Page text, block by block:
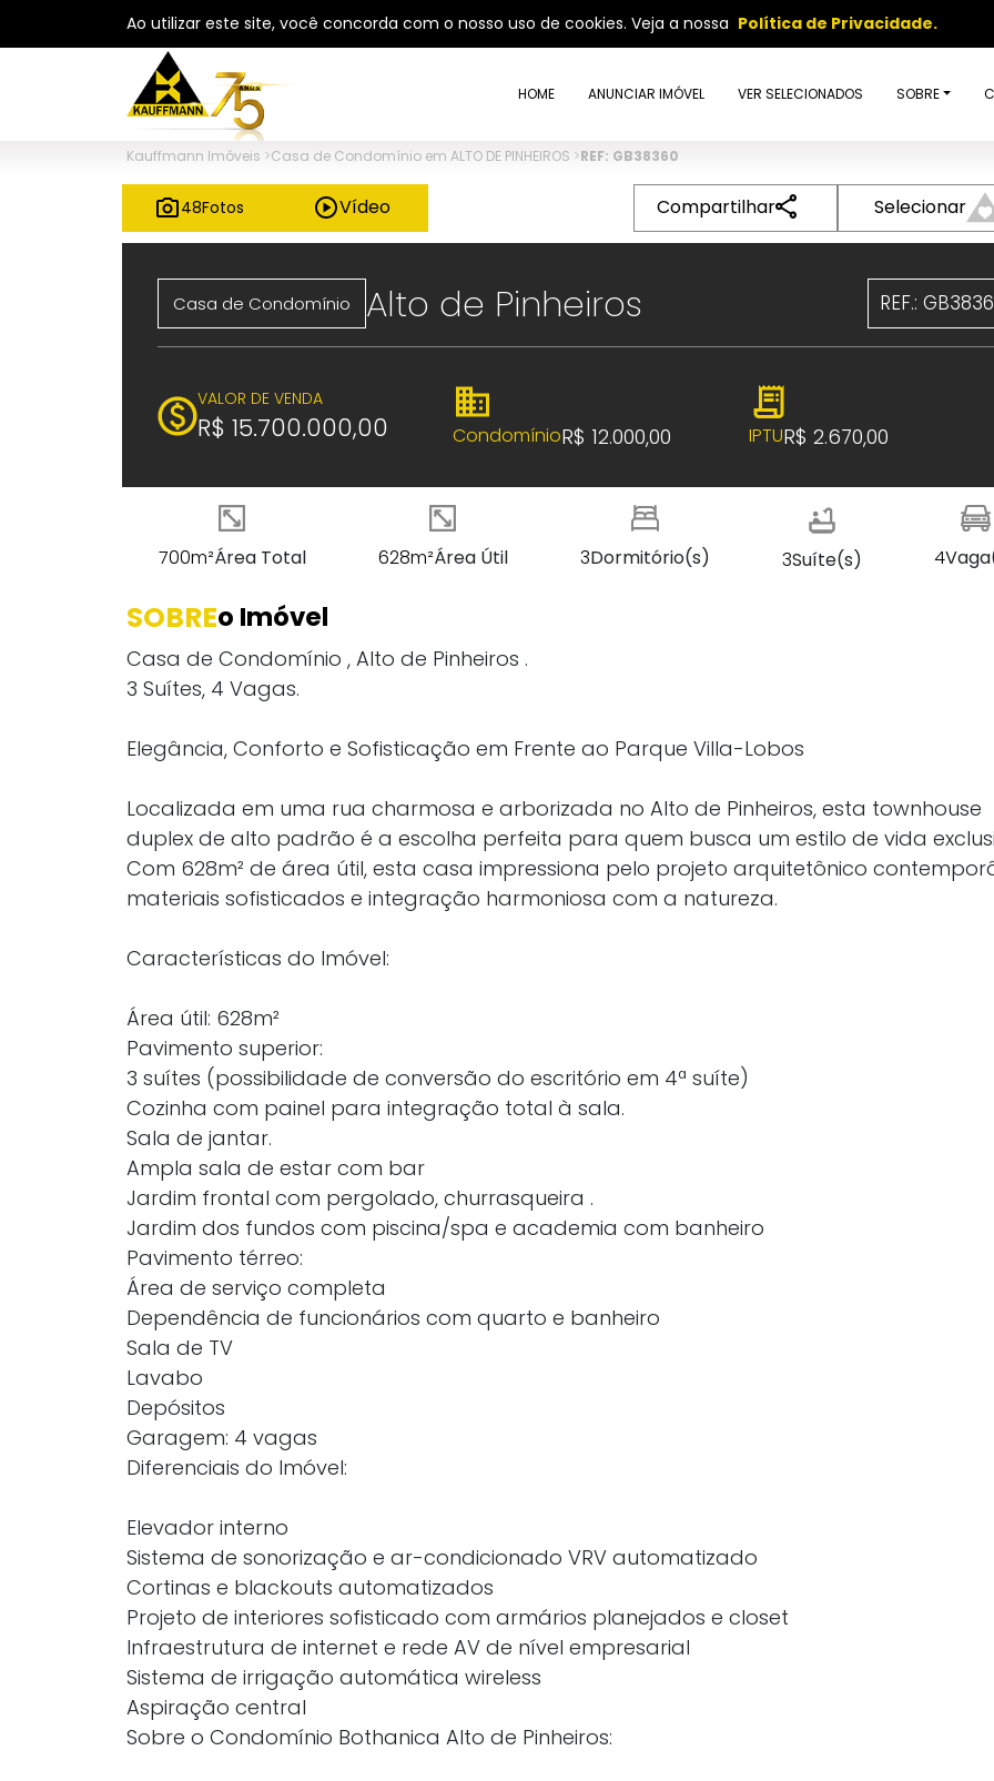
Ao utilizar este site, você concorda com o nosso uso de cookies. Veja a nossa Política de Privacidade.
HOME ANUNCIAR IMÓVEL VER SELECIONADOS SOBRE
Kauffmann Imóveis >Casa de Condomínio em ALTO DE PINHEIROS >REF: GB38360
48Fotos Vídeo Compartilhar Selecionar
Casa de Condomínio Alto de Pinheiros REF.:
VALOR DE VENDA
R$ 15.700.000,00 CondomínioR$ 12.000,00 IPTUR$ 2.670,00
700m²Área Total 628m²Área Útil 3Dormitório(s) 3Suíte(s) 4
SOBREo Imóvel
Casa de Condomínio , Alto de Pinheiros .
3 Suítes, 4 Vagas.
Elegância, Conforto e Sofisticação em Frente ao Parque Villa-Lobos
Localizada em uma rua charmosa e arborizada no Alto de Pinheiros, esta townhouse
duplex de alto padrão é a escolha perfeita para quem busca um estilo de vida
Com 628m² de área útil, esta casa impressiona pelo projeto arquitetônico
materiais sofisticados e integração harmoniosa com a natureza.
Características do Imóvel:
Área útil: 628m²
Pavimento superior:
3 suítes (possibilidade de conversão do escritório em 4ª suíte)
Cozinha com painel para integração total à sala.
Sala de jantar.
Ampla sala de estar com bar
Jardim frontal com pergolado, churrasqueira .
Jardim dos fundos com piscina/spa e academia com banheiro
Pavimento térreo:
Área de serviço completa
Dependência de funcionários com quarto e banheiro
Sala de TV
Lavabo
Depósitos
Garagem: 4 vagas
Diferenciais do Imóvel:
Elevador interno
Sistema de sonorização e ar-condicionado VRV automatizado
Cortinas e blackouts automatizados
Projeto de interiores sofisticado com armários planejados e closet
Infraestrutura de internet e rede AV de nível empresarial
Sistema de irrigação automática wireless
Aspiração central
Sobre o Condomínio Bothanica Alto de Pinheiros: